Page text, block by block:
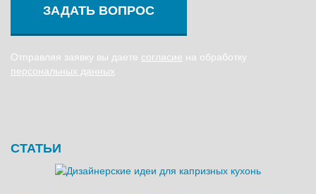
ЗАДАТЬ ВОПРОС
Отправляя заявку вы даете согласие на обработку
персональных данных
СТАТЬИ